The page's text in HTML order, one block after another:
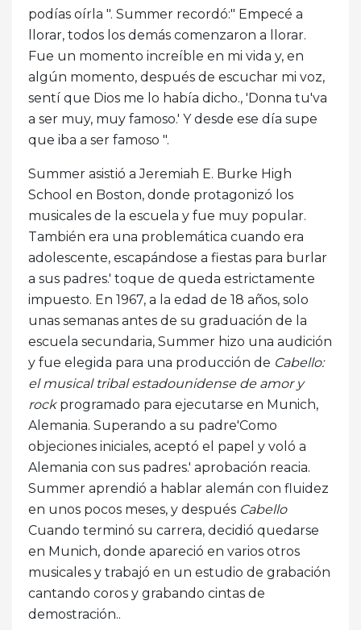
podías oírla ". Summer recordó:" Empecé a
llorar, todos los demás comenzaron a llorar.
Fue un momento increíble en mi vida y, en
algún momento, después de escuchar mi voz,
sentí que Dios me lo había dicho., 'Donna tu'va
a ser muy, muy famoso.' Y desde ese día supe
que iba a ser famoso ".
Summer asistió a Jeremiah E. Burke High
School en Boston, donde protagonizó los
musicales de la escuela y fue muy popular.
También era una problemática cuando era
adolescente, escapándose a fiestas para burlar
a sus padres.' toque de queda estrictamente
impuesto. En 1967, a la edad de 18 años, solo
unas semanas antes de su graduación de la
escuela secundaria, Summer hizo una audición
y fue elegida para una producción de Cabello:
el musical tribal estadounidense de amor y
rockprogramado para ejecutarse en Munich,
Alemania. Superando a su padre'Como
objeciones iniciales, aceptó el papel y voló a
Alemania con sus padres.' aprobación reacia.
Summer aprendió a hablar alemán con fluidez
en unos pocos meses, y después Cabello
Cuando terminó su carrera, decidió quedarse
en Munich, donde apareció en varios otros
musicales y trabajó en un estudio de grabación
cantando coros y grabando cintas de
demostración..